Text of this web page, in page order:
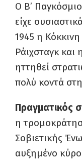
Ο Β’
είχε
1945 η
Ράιχσταγκ και
ηττηθεί
πολύ κοντά
Πραγματικός
η
Σοβιετικής
αυξημένο